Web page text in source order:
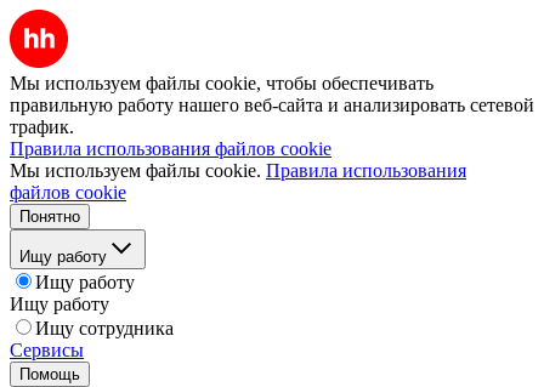
Мы используем файлы cookie, чтобы обеспечивать
правильную работу нашего веб-сайта и анализировать сетевой
трафик.
Правила использования файлов cookie
Мы используем файлы cookie. Правила использования
файлов cookie
Понятно
Ищу работу
Ищу работу
Ищу работу
Ищу сотрудника
Сервисы
Помощь